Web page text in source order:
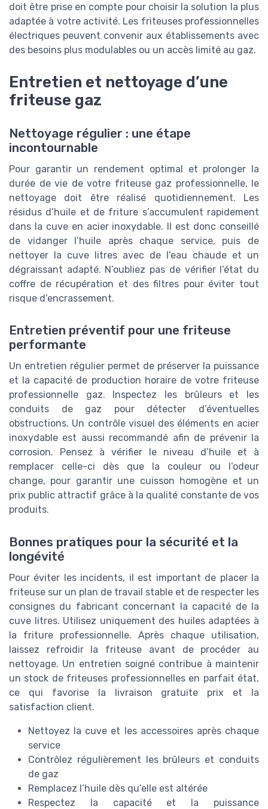
doit être prise en compte pour choisir la solution la plus
adaptée à votre activité. Les friteuses professionnelles
électriques peuvent convenir aux établissements avec
des besoins plus modulables ou un accès limité au gaz.
Entretien et nettoyage d’une
friteuse gaz
Nettoyage régulier : une étape
incontournable
Pour garantir un rendement optimal et prolonger la
durée de vie de votre friteuse gaz professionnelle, le
nettoyage doit être réalisé quotidiennement. Les
résidus d’huile et de friture s’accumulent rapidement
dans la cuve en acier inoxydable. Il est donc conseillé
de vidanger l’huile après chaque service, puis de
nettoyer la cuve litres avec de l’eau chaude et un
dégraissant adapté. N’oubliez pas de vérifier l’état du
coffre de récupération et des filtres pour éviter tout
risque d’encrassement.
Entretien préventif pour une friteuse
performante
Un entretien régulier permet de préserver la puissance
et la capacité de production horaire de votre friteuse
professionnelle gaz. Inspectez les brûleurs et les
conduits de gaz pour détecter d’éventuelles
obstructions. Un contrôle visuel des éléments en acier
inoxydable est aussi recommandé afin de prévenir la
corrosion. Pensez à vérifier le niveau d’huile et à
remplacer celle-ci dès que la couleur ou l’odeur
change, pour garantir une cuisson homogène et un
prix public attractif grâce à la qualité constante de vos
produits.
Bonnes pratiques pour la sécurité et la
longévité
Pour éviter les incidents, il est important de placer la
friteuse sur un plan de travail stable et de respecter les
consignes du fabricant concernant la capacité de la
cuve litres. Utilisez uniquement des huiles adaptées à
la friture professionnelle. Après chaque utilisation,
laissez refroidir la friteuse avant de procéder au
nettoyage. Un entretien soigné contribue à maintenir
un stock de friteuses professionnelles en parfait état,
ce qui favorise la livraison gratuite prix et la
satisfaction client.
Nettoyez la cuve et les accessoires après chaque
service
Contrôlez régulièrement les brûleurs et conduits
de gaz
Remplacez l’huile dès qu’elle est altérée
Respectez la capacité et la puissance